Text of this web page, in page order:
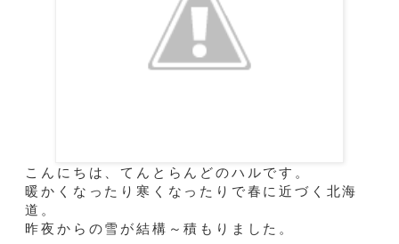
こんにちは、てんとらんどのハルです。
暖かくなったり寒くなったりで春に近づく北海
道。
昨夜からの雪が結構～積もりました。